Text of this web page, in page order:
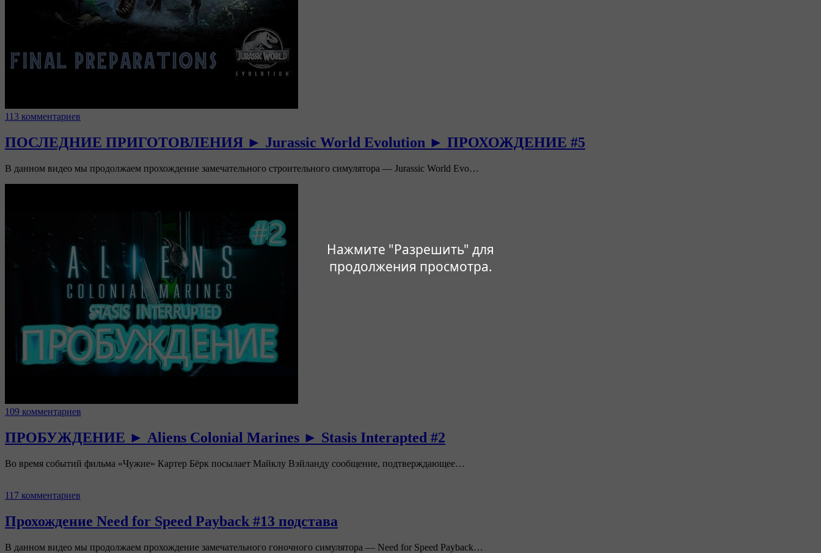
Нажмите "Разрешить" для
продолжения просмотра.
113 комментариев
ПОСЛЕДНИЕ ПРИГОТОВЛЕНИЯ ► Jurassic World Evolution ► ПРОХОЖДЕНИЕ #5
В данном видео мы продолжаем прохождение замечательного строительного симулятора — Jurassic World Evo…
109 комментариев
ПРОБУЖДЕНИЕ ► Aliens Colonial Marines ► Stasis Interapted #2
Во время событий фильма «Чужие» Картер Бёрк посылает Майклу Вэйланду сообщение, подтверждающее…
117 комментариев
Прохождение Need for Speed Payback #13 подстава
В данном видео мы продолжаем прохождение замечательного гоночного симулятора — Need for Speed Payback…